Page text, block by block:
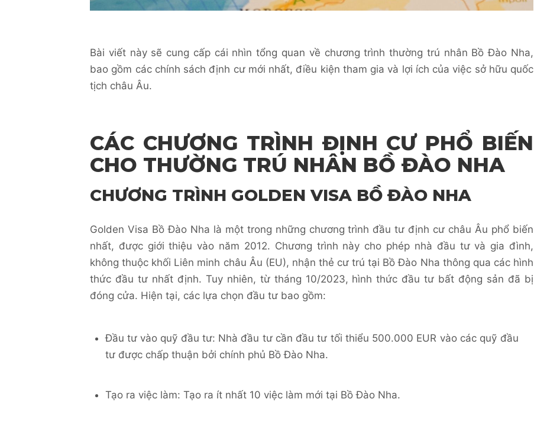
Bài viết này sẽ cung cấp cái nhìn tổng quan về chương trình thường trú nhân Bồ Đào Nha,
bao gồm các chính sách định cư mới nhất, điều kiện tham gia và lợi ích của việc sở hữu quốc
tịch châu Âu.
CÁC CHƯƠNG TRÌNH ĐỊNH CƯ PHỔ BIẾN
CHO THƯỜNG TRÚ NHÂN BỒ ĐÀO NHA
CHƯƠNG TRÌNH GOLDEN VISA BỒ ĐÀO NHA
Golden Visa Bồ Đào Nha là một trong những chương trình đầu tư định cư châu Âu phổ biến
nhất, được giới thiệu vào năm 2012. Chương trình này cho phép nhà đầu tư và gia đình,
không thuộc khối Liên minh châu Âu (EU), nhận thẻ cư trú tại Bồ Đào Nha thông qua các hình
thức đầu tư nhất định. Tuy nhiên, từ tháng 10/2023, hình thức đầu tư bất động sản đã bị
đóng cửa. Hiện tại, các lựa chọn đầu tư bao gồm:
Đầu tư vào quỹ đầu tư: Nhà đầu tư cần đầu tư tối thiểu 500.000 EUR vào các quỹ đầu
tư được chấp thuận bởi chính phủ Bồ Đào Nha.
Tạo ra việc làm: Tạo ra ít nhất 10 việc làm mới tại Bồ Đào Nha.